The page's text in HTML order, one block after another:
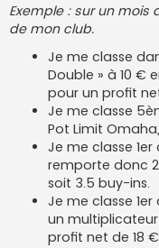
Exemple : sur un mois
de mon club.
Je me classe
Double » à 10 €
pour un profit
Je me classe
Pot Limit
Je me classe 1er
remporte donc
soit 3.5 buy-ins.
Je me classe
un
profit net de 18